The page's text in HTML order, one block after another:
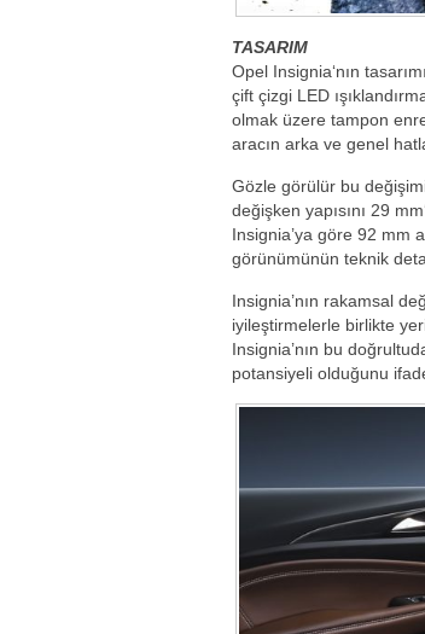
TASARIM
Opel Insignia‘nın
çift çizgi LED
olmak üzere tampon
aracın arka ve genel
Gözle görülür bu
değişken yapısını 29
Insignia’ya göre 92 mm
görünümünün teknik
Insignia’nın rakamsal
iyileştirmelerle birlikte
Insignia’nın bu
potansiyeli olduğunu